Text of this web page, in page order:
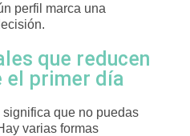
perfil marca una
que reducen
el primer día
que no puedas
varias formas